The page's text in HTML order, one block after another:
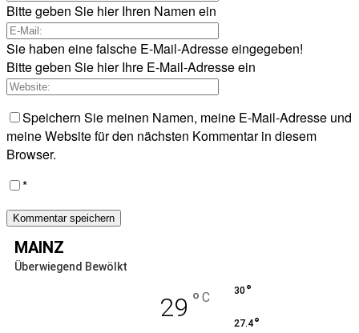
Bitte geben Sie hier Ihren Namen ein
Sie haben eine falsche E-Mail-Adresse eingegeben!
Bitte geben Sie hier Ihre E-Mail-Adresse ein
Speichern Sie meinen Namen, meine E-Mail-Adresse und
meine Website für den nächsten Kommentar in diesem
Browser.
*
MAINZ
Überwiegend Bewölkt
29 ° C 30°
27.4°